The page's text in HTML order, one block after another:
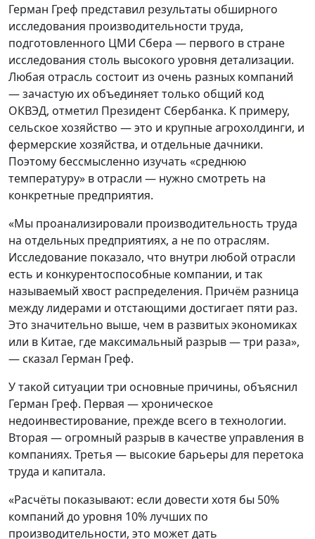
Герман Греф представил результаты обширного
исследования производительности труда,
подготовленного ЦМИ Сбера — первого в стране
исследования столь высокого уровня детализации.
Любая отрасль состоит из очень разных компаний
— зачастую их объединяет только общий код
ОКВЭД, отметил Президент Сбербанка. К примеру,
сельское хозяйство — это и крупные агрохолдинги, и
фермерские хозяйства, и отдельные дачники.
Поэтому бессмысленно изучать «среднюю
температуру» в отрасли — нужно смотреть на
конкретные предприятия.
«Мы проанализировали производительность труда
на отдельных предприятиях, а не по отраслям.
Исследование показало, что внутри любой отрасли
есть и конкурентоспособные компании, и так
называемый хвост распределения. Причём разница
между лидерами и отстающими достигает пяти раз.
Это значительно выше, чем в развитых экономиках
или в Китае, где максимальный разрыв — три раза»,
— сказал Герман Греф.
У такой ситуации три основные причины, объяснил
Герман Греф. Первая — хроническое
недоинвестирование, прежде всего в технологии.
Вторая — огромный разрыв в качестве управления в
компаниях. Третья — высокие барьеры для перетока
труда и капитала.
«Расчёты показывают: если довести хотя бы 50%
компаний до уровня 10% лучших по
производительности, это может дать